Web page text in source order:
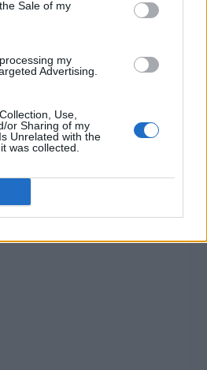
Sale of my
my
Advertising.
Use,
or Sharing of my
Unrelated with the
was collected.